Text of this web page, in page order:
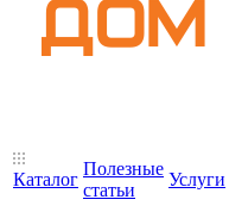
Каталог
Полезные
статьи
Услуги